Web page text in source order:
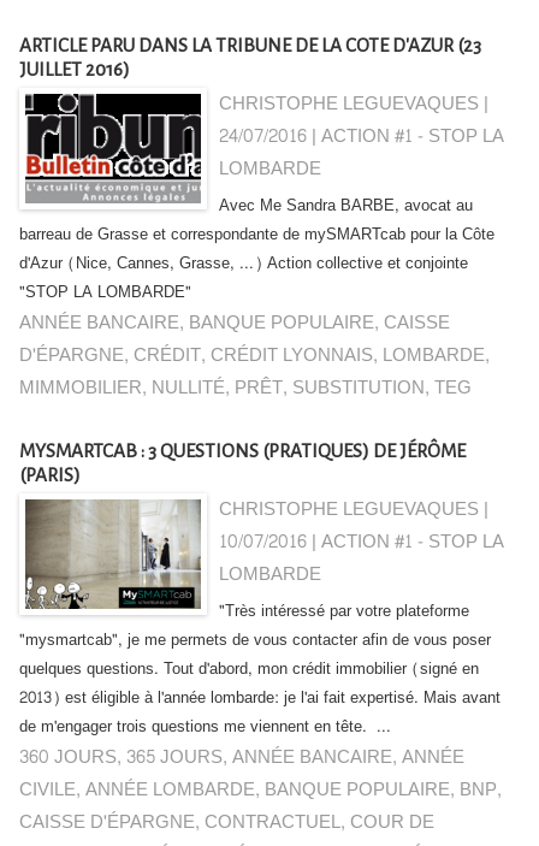
ARTICLE PARU DANS LA TRIBUNE DE LA COTE D'AZUR (23
JUILLET 2016)
CHRISTOPHE LEGUEVAQUES |
24/07/2016|ACTION #1 - STOP LA
LOMBARDE
Avec Me Sandra BARBE, avocat au
barreau de Grasse et correspondante de mySMARTcab pour la Côte
d'Azur (Nice, Cannes, Grasse, ...) Action collective et conjointe
"STOP LA LOMBARDE"
ANNÉE BANCAIRE, BANQUE POPULAIRE, CAISSE
D'ÉPARGNE, CRÉDIT, CRÉDIT LYONNAIS, LOMBARDE,
MIMMOBILIER, NULLITÉ, PRÊT, SUBSTITUTION,TEG
MYSMARTCAB : 3 QUESTIONS (PRATIQUES) DE JÉRÔME
(PARIS)
CHRISTOPHE LEGUEVAQUES |
10/07/2016|ACTION #1 - STOP LA
LOMBARDE
"Très intéressé par votre plateforme
"mysmartcab", je me permets de vous contacter afin de vous poser
quelques questions. Tout d'abord, mon crédit immobilier (signé en
2013) est éligible à l'année lombarde: je l'ai fait expertisé. Mais avant
de m'engager trois questions me viennent en tête. ...
360 JOURS, 365 JOURS,ANNÉE BANCAIRE,ANNÉE
CIVILE,ANNÉE LOMBARDE, BANQUE POPULAIRE, BNP,
CAISSE D'ÉPARGNE, CONTRACTUEL, COUR DE